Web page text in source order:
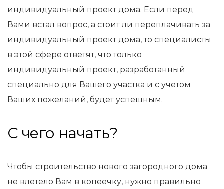
индивидуальный проект дома. Если перед
Вами встал вопрос, а стоит ли переплачивать за
индивидуальный проект дома, то специалисты
в этой сфере ответят, что только
индивидуальный проект, разработанный
специально для Вашего участка и с учетом
Ваших пожеланий, будет успешным.
С чего начать?
Чтобы строительство нового загородного дома
не влетело Вам в копеечку, нужно правильно